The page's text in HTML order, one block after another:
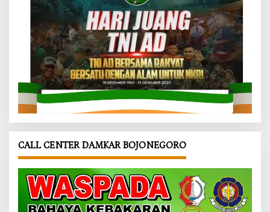
CALL CENTER DAMKAR BOJONEGORO